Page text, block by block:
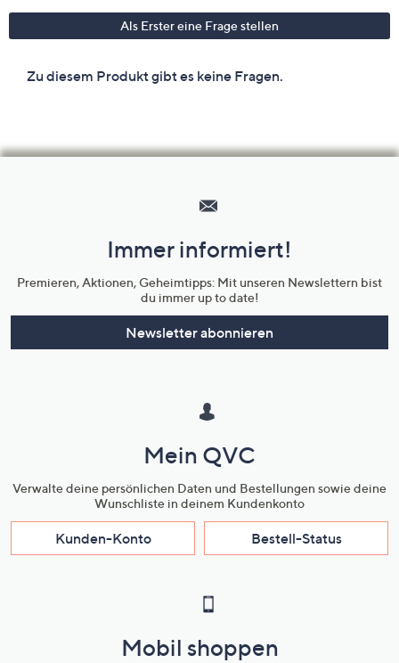
Unternehmensinformationen
Immer informiert!
Premieren, Aktionen, Geheimtipps: Mit unseren Newslettern bist
du immer up to date!
Newsletter abonnieren
Mein QVC
Verwalte deine persönlichen Daten und Bestellungen sowie deine
Wunschliste in deinem Kundenkonto
Kunden-Konto Bestell-Status
Mobil shoppen